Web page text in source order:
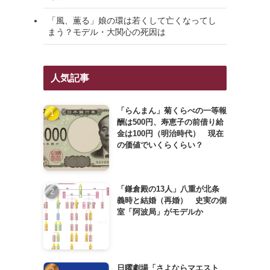
「風、薫る」娘の環は若くして亡くなってし
まう？モデル・大関心の死因は
人気記事
「らんまん」菊くらべの一等報
酬は500円、寿恵子の前借り給
金は100円（明治時代） 現在
の価値でいくらくらい？
「鎌倉殿の13人」八重が北条
義時と結婚（再婚） 史実の側
室「阿波局」がモデルか
日曜劇場「さよならマエスト